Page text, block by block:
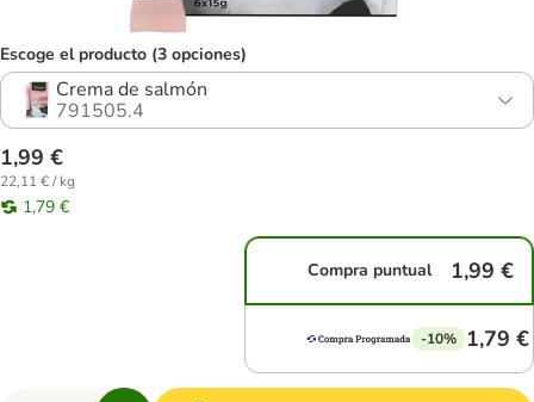
Escoge el producto (3 opciones)
Crema de salmón
791505.4
1,99 €
22,11 € / kg
1,79 €
Compra puntual 1,99 €
-10% 1,79 €